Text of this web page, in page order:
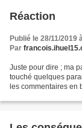
Réaction
Publié le 28/11/2019
Par
Juste pour dire ; ma
touché quelques
les commentaires en